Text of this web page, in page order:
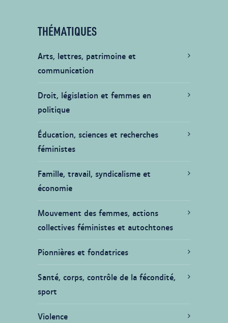
THÉMATIQUES
Arts, lettres, patrimoine et
communication
Droit, législation et femmes en
politique
Éducation, sciences et recherches
féministes
Famille, travail, syndicalisme et
économie
Mouvement des femmes, actions
collectives féministes et autochtones
Pionnières et fondatrices
Santé, corps, contrôle de la fécondité,
sport
Violence